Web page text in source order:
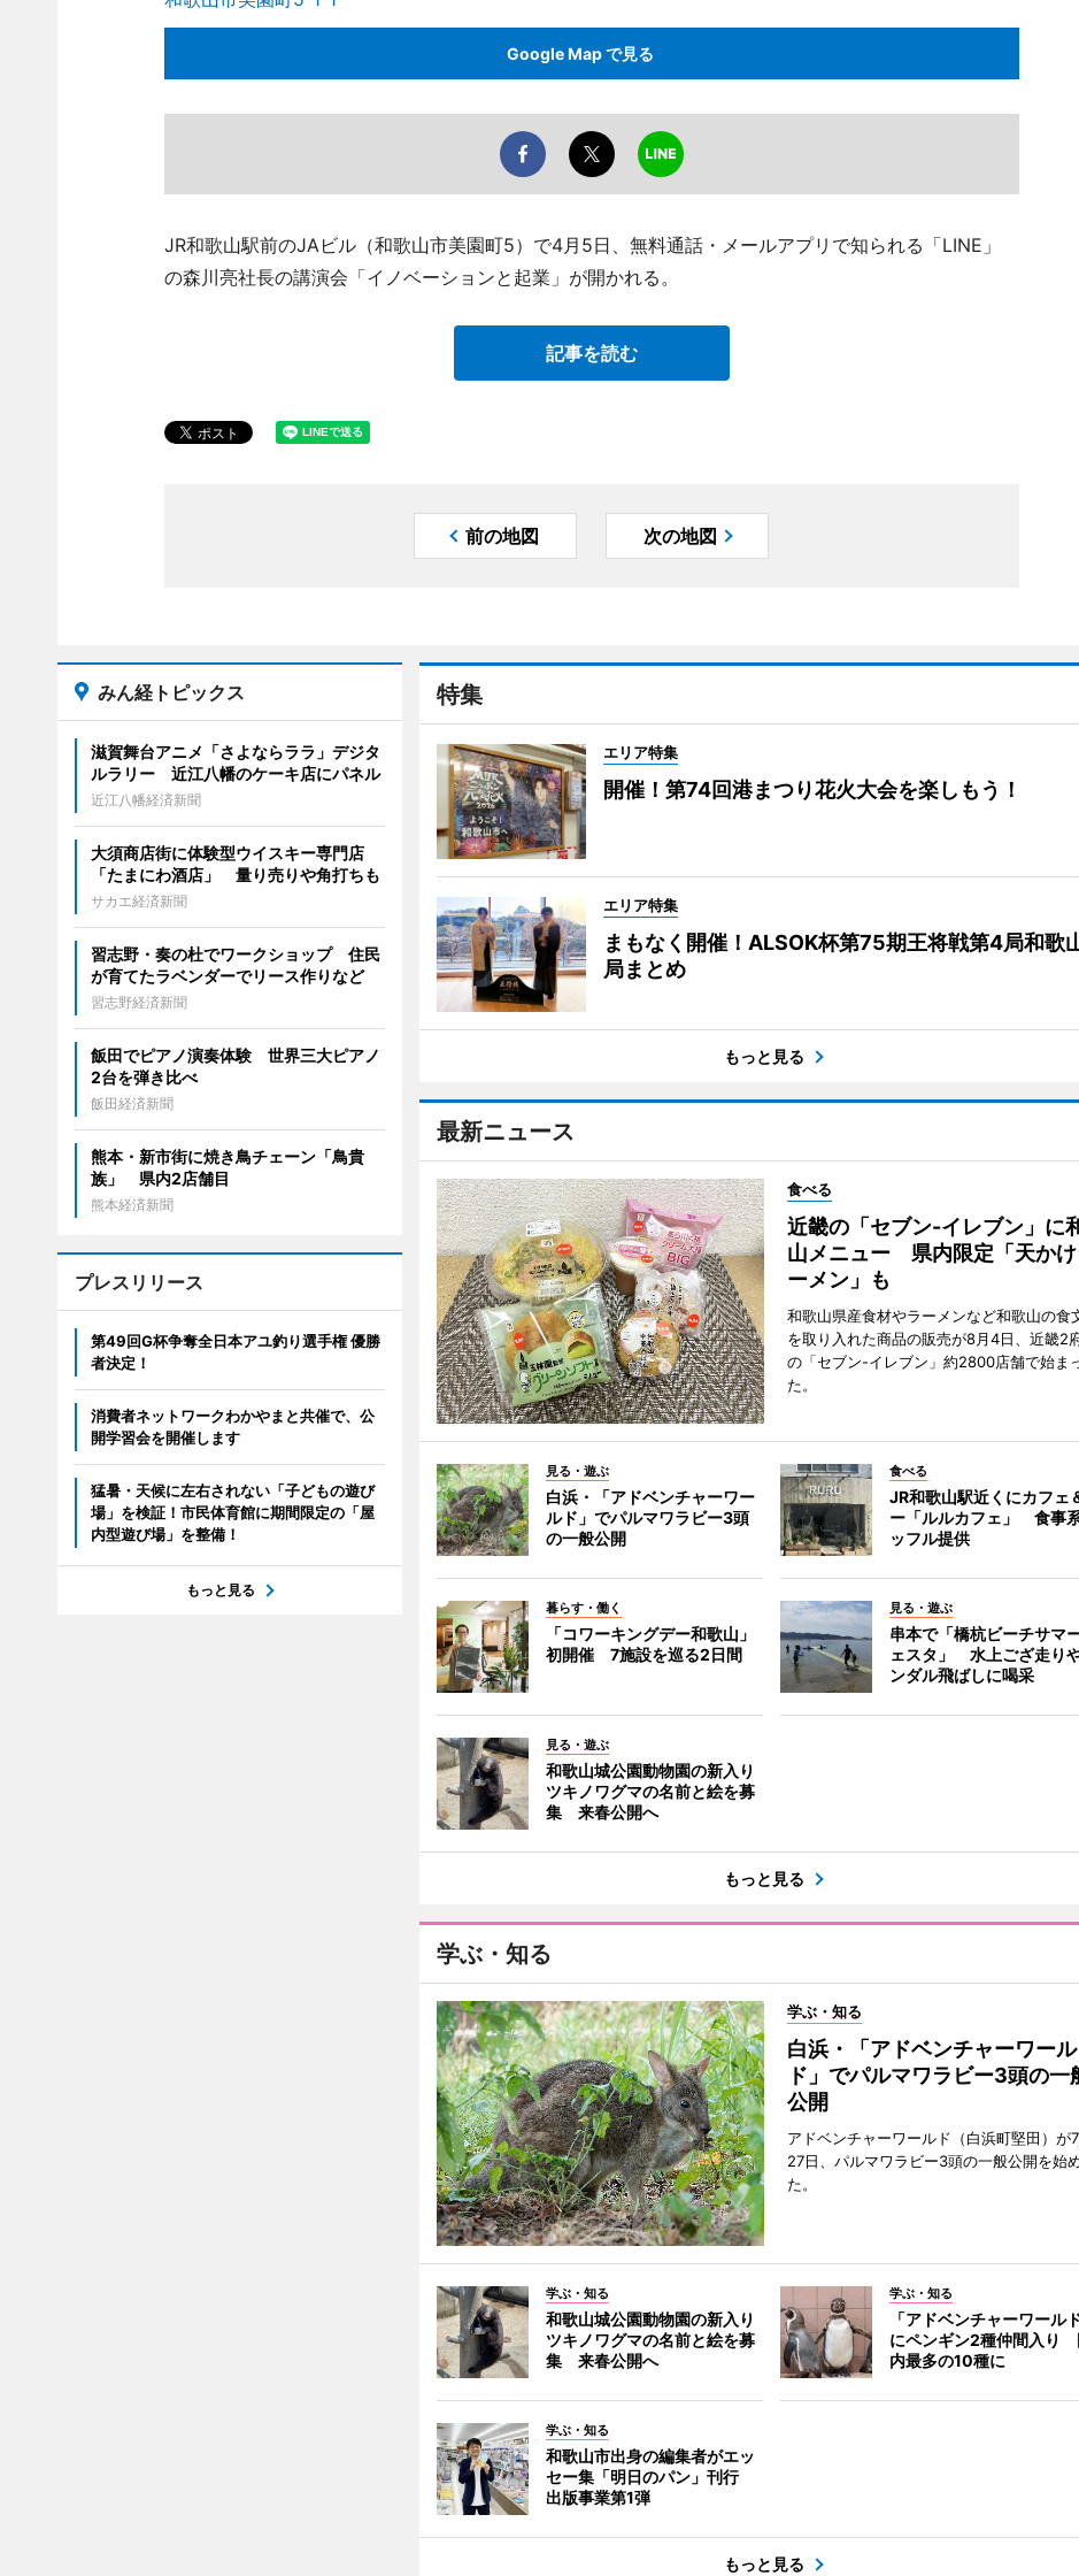
Google Map で見る
JR和歌山駅前のJAビル（和歌山市美園町5）で4月5日、無料通話・メールアプリで知られる「LINE」
の森川亮社長の講演会「イノベーションと起業」が開かれる。
記事を読む
前の地図 次の地図
特集
エリア特集
開催！第74回港まつり花火大会を楽しもう！
エリア特集
まもなく開催！ALSOK杯第75期王将戦第4局和歌
局まとめ
もっと見る
最新ニュース
食べる
近畿の「セブン-イレブン」に
山メニュー 県内限定「天かけ
ーメン」も
和歌山県産食材やラーメンなど和歌山の食
を取り入れた商品の販売が8月4日、近畿2
の「セブン-イレブン」約2800店舗で始ま
た。
見る・遊ぶ
白浜・「アドベンチャーワー
ルド」でパルマワラビー3頭
の一般公開
食べる
JR和歌山駅近くにカフェ
ー「ルルカフェ」 食事
ッフル提供
暮らす・働く
「コワーキングデー和歌山」
初開催 7施設を巡る2日間
見る・遊ぶ
串本で「橋杭ビーチサマ
ェスタ」 水上ござ走り
ンダル飛ばしに喝采
見る・遊ぶ
和歌山城公園動物園の新入り
ツキノワグマの名前と絵を募
集 来春公開へ
もっと見る
学ぶ・知る
学ぶ・知る
白浜・「アドベンチャーワール
ド」でパルマワラビー3頭の一
公開
アドベンチャーワールド（白浜町堅田）が
27日、パルマワラビー3頭の一般公開を始
た。
学ぶ・知る
和歌山城公園動物園の新入り
ツキノワグマの名前と絵を募
集 来春公開へ
学ぶ・知る
「アドベンチャーワールド
にペンギン2種仲間入り
内最多の10種に
学ぶ・知る
和歌山市出身の編集者がエッ
セー集「明日のパン」刊行
出版事業第1弾
もっと見る
みん経トピックス
滋賀舞台アニメ「さよならララ」デジタ
ルラリー 近江八幡のケーキ店にパネル
近江八幡経済新聞
大須商店街に体験型ウイスキー専門店
「たまにわ酒店」 量り売りや角打ちも
サカエ経済新聞
習志野・奏の杜でワークショップ 住民
が育てたラベンダーでリース作りなど
習志野経済新聞
飯田でピアノ演奏体験 世界三大ピアノ
2台を弾き比べ
飯田経済新聞
熊本・新市街に焼き鳥チェーン「鳥貴
族」 県内2店舗目
熊本経済新聞
プレスリリース
第49回G杯争奪全日本アユ釣り選手権 優勝
者決定！
消費者ネットワークわかやまと共催で、公
開学習会を開催します
猛暑・天候に左右されない「子どもの遊び
場」を検証！市民体育館に期間限定の「屋
内型遊び場」を整備！
もっと見る